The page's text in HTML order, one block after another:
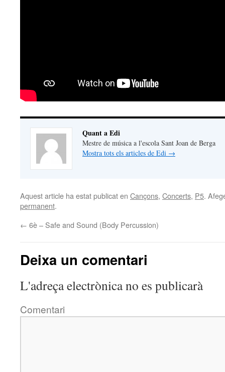
Quant a Edi
Mestre de música a l'escola Sant Joan de Berga
Mostra tots els articles de Edi →
Aquest article ha estat publicat en Cançons, Concerts, P5.
permanent.
← 6è – Safe and Sound (Body Percussion)
Deixa un comentari
L'adreça electrònica no es publicarà
Comentari